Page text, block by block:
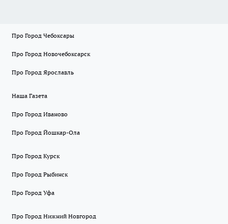
Про Город Чебоксары
Про Город Новочебоксарск
Про Город Ярославль
Наша Газета
Про Город Иваново
Про Город Йошкар-Ола
Про Город Курск
Про Город Рыбинск
Про Город Уфа
Про Город Нижний Новгород